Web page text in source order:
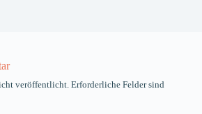
veröffentlicht. Erforderliche Felder sind